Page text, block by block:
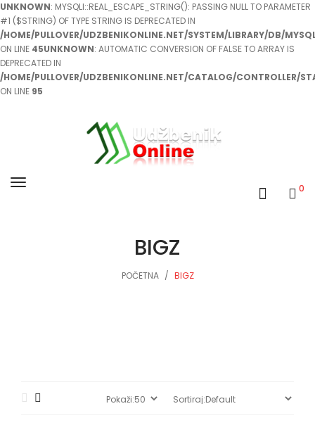
UNKNOWN: MYSQLI::REAL_ESCAPE_STRING(): PASSING NULL TO PARAMETER
#1 ($STRING) OF TYPE STRING IS DEPRECATED IN
/HOME/PULLOVER/UDZBENIKONLINE.NET/SYSTEM/LIBRARY/DB/
ON LINE 45UNKNOWN: AUTOMATIC CONVERSION OF FALSE TO ARRAY IS
DEPRECATED IN
/HOME/PULLOVER/UDZBENIKONLINE.NET/CATALOG/CONTROLLER/
ON LINE 95
0
BIGZ
POČETNA BIGZ